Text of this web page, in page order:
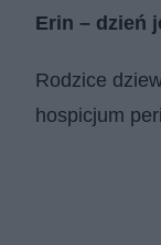
Erin – dzień
Rodzice
hospicjum